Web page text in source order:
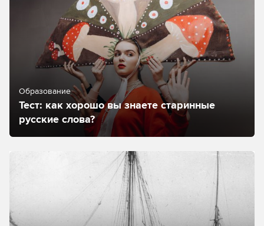
Образование
Тест: как хорошо вы знаете старинные
русские слова?